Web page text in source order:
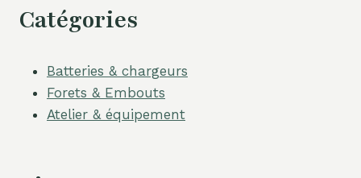
Catégories
Batteries & chargeurs
Forets & Embouts
Atelier & équipement